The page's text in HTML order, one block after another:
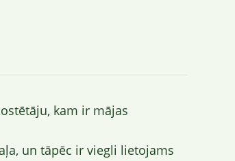
kam ir mājas
un tāpēc ir viegli lietojams